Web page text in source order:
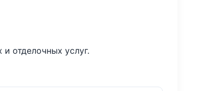
отделочных услуг.